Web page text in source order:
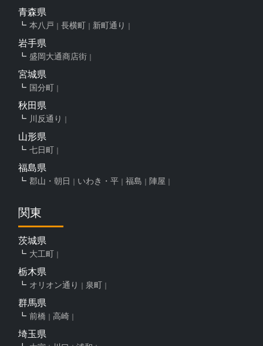
青森県
本八戸 長横町 新町通り
岩手県
盛岡大通商店街
宮城県
国分町
秋田県
川反通り
山形県
七日町
福島県
郡山・朝日 いわき・平 福島 陣屋
関東
茨城県
大工町
栃木県
オリオン通り 泉町
群馬県
前橋 高崎
埼玉県